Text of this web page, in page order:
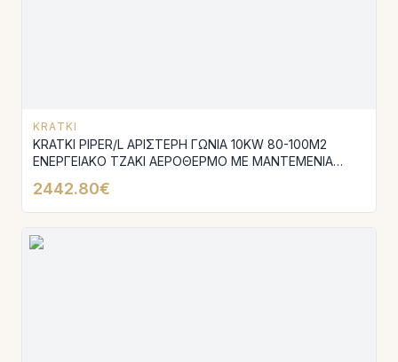
KRATKI
KRATKI PIPER/L ΑΡΙΣΤΕΡΗ ΓΩΝΙΑ 10KW 80-100M2
ΕΝΕΡΓΕΙΑΚΟ ΤΖΑΚΙ ΑΕΡΟΘΕΡΜΟ ΜΕ ΜΑΝΤΕΜΕΝΙΑ
2442.80€